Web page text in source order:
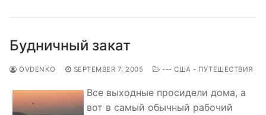
Будничный закат
OVDENKO SEPTEMBER 7, 2005 --- США - ПУТЕШЕСТВИЯ
Все выходные просидели дома, а
вот в самый обычный рабочий